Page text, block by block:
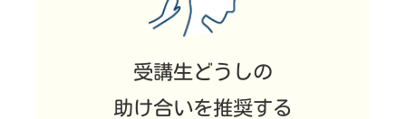
受講生どうしの
助け合いを推奨する